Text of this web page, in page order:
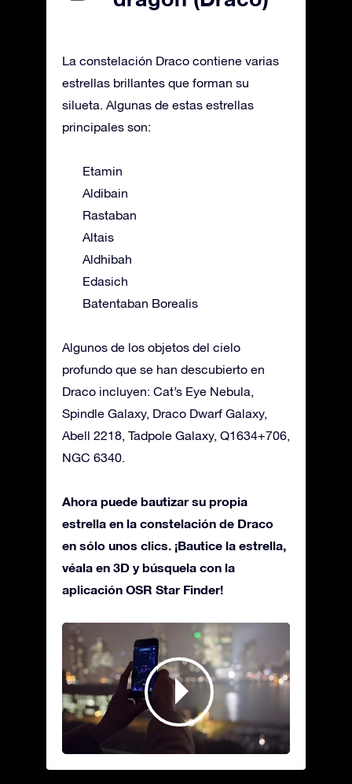
La constelación Draco contiene varias
estrellas brillantes que forman su
silueta. Algunas de estas estrellas
principales son:
Etamin
Aldibain
Rastaban
Altais
Aldhibah
Edasich
Batentaban Borealis
Algunos de los objetos del cielo
profundo que se han descubierto en
Draco incluyen: Cat’s Eye Nebula,
Spindle Galaxy, Draco Dwarf Galaxy,
Abell 2218, Tadpole Galaxy, Q1634+706,
NGC 6340.
Ahora puede bautizar su propia
estrella en la constelación de Draco
en sólo unos clics. ¡Bautice la estrella,
véala en 3D y búsquela con la
aplicación OSR Star Finder!